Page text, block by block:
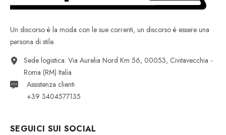
Un discorso è la moda con le sue correnti, un discorso è essere una
persona di stile.
Sede logistica: Via Aurelia Nord Km 56, 00053, Civitavecchia -
Roma (RM) Italia
Assistenza clienti
+39 3404577135
SEGUICI SUI SOCIAL